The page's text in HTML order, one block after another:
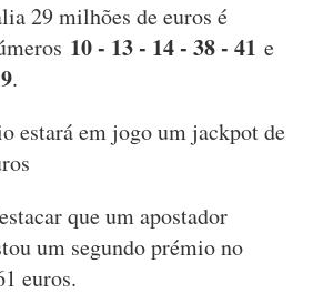
29 milhões de euros é
10 - 13 - 14 - 38 - 41 e
9.
estará em jogo um jackpot de
que um apostador
um segundo prémio no
euros.